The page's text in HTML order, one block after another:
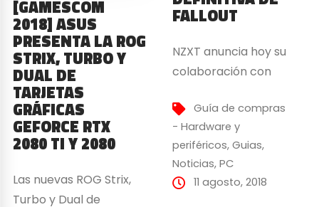
[GAMESCOM
2018] ASUS
PRESENTA LA ROG
STRIX, TURBO Y
DUAL DE
TARJETAS
GRÁFICAS
GEFORCE RTX
2080 TI Y 2080
Las nuevas ROG Strix,
Turbo y Dual de
FALLOUT
NZXT anuncia hoy su
colaboración con
para lanzar al mercado
la primera caja
temática de Fallout
licenciada oficialmente:
La H700 Nuka Cola.
Guía de compras
- Hardware y
periféricos,Guias,
Noticias,PC
11 agosto, 2018